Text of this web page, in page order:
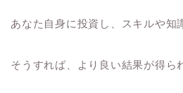
あなた自身に投資し、スキルや知
そうすれば、より良い結果が得ら